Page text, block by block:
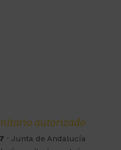
autorizado
· Junta de Andalucía